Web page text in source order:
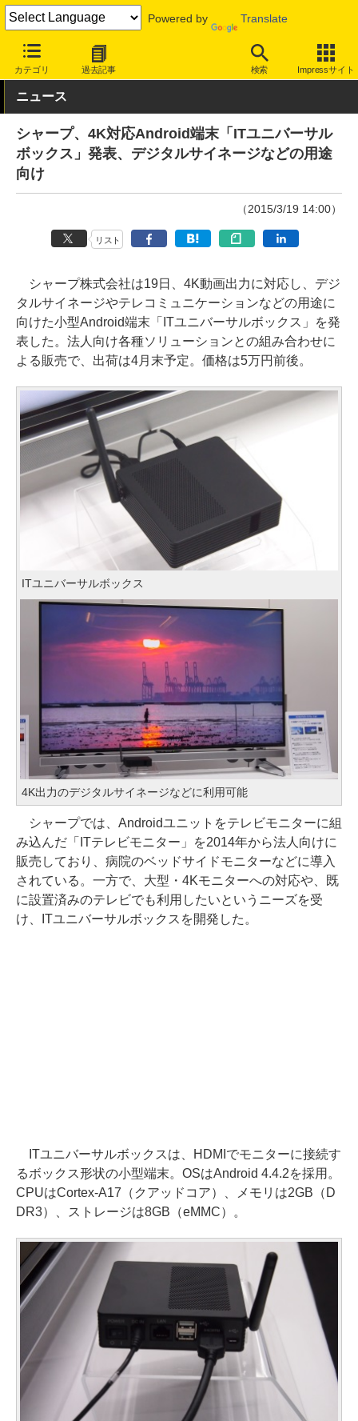
Powered by Translate
カテゴリ 過去記事 検索 Impressサイト
INTERNET Watch ハードウェア その他
ニュース
シャープ、4K対応Android端末「ITユニバーサル
ボックス」発表、デジタルサイネージなどの用途
向け
（2015/3/19 14:00）
リスト
シャープ株式会社は19日、4K動画出力に対応し、デジ
タルサイネージやテレコミュニケーションなどの用途に
向けた小型Android端末「ITユニバーサルボックス」を発
表した。法人向け各種ソリューションとの組み合わせに
よる販売で、出荷は4月末予定。価格は5万円前後。
ITユニバーサルボックス
4K出力のデジタルサイネージなどに利用可能
シャープでは、Androidユニットをテレビモニターに組
み込んだ「ITテレビモニター」を2014年から法人向けに
販売しており、病院のベッドサイドモニターなどに導入
されている。一方で、大型・4Kモニターへの対応や、既
に設置済みのテレビでも利用したいというニーズを受
け、ITユニバーサルボックスを開発した。
ITユニバーサルボックスは、HDMIでモニターに接続す
るボックス形状の小型端末。OSはAndroid 4.4.2を採用。
CPUはCortex-A17（クアッドコア）、メモリは2GB（D
DR3）、ストレージは8GB（eMMC）。